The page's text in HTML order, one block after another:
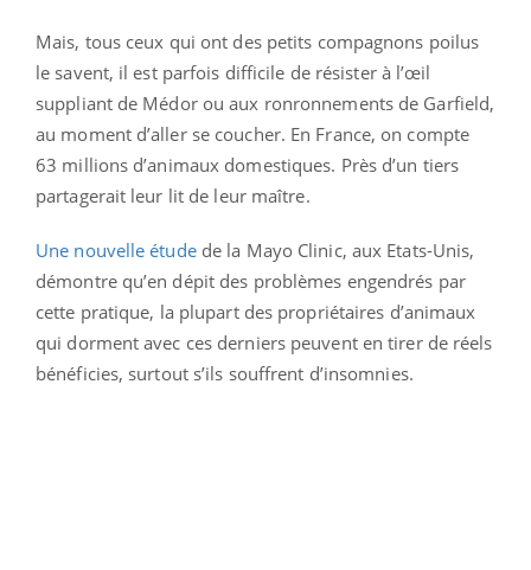
Mais, tous ceux qui ont des petits compagnons poilus
le savent, il est parfois difficile de résister à l’œil
suppliant de Médor ou aux ronronnements de Garfield,
au moment d’aller se coucher. En France, on compte
63 millions d’animaux domestiques. Près d’un tiers
partagerait leur lit de leur maître.
Une nouvelle étude de la Mayo Clinic, aux Etats-Unis,
démontre qu’en dépit des problèmes engendrés par
cette pratique, la plupart des propriétaires d’animaux
qui dorment avec ces derniers peuvent en tirer de réels
bénéficies, surtout s’ils souffrent d’insomnies.